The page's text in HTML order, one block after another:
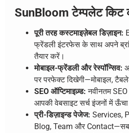
SunBloom टेम्पलेट किट
पूरी तरह कस्टमाइज़ेबल डिज़ाइन:
फ्रेंडली इंटरफेस के साथ अपने
तैयार करें।
मोबाइल-फ्रेंडली और रेस्पॉन्सिव:
पर परफेक्ट दिखेगी—मोबाइल,
SEO ऑप्टिमाइज़्ड: नवीनतम
आपकी वेबसाइट सर्च इंजनों में
प्री-डिज़ाइन्ड पेजेज: Services,
Blog, Team और